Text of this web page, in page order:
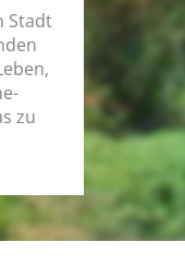
Stadt
zu